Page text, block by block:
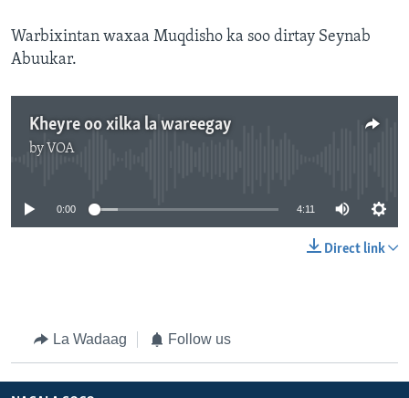
Warbixintan waxaa Muqdisho ka soo dirtay Seynab
Abuukar.
Kheyre oo xilka la wareegay
by VOA
0:00 4:11
Direct link
La Wadaag Follow us